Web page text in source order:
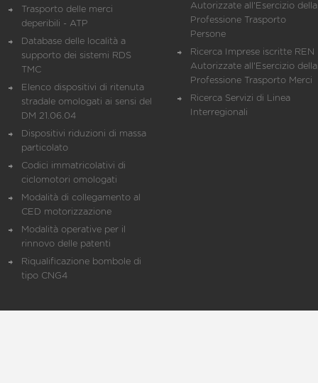
Trasporto delle merci
deperibili - ATP
Database delle località a
supporto dei sistemi RDS
TMC
Elenco dispositivi di ritenuta
stradale omologati ai sensi del
DM 21.06.04
Dispositivi riduzioni di massa
particolato
Codici immatricolativi di
ciclomotori omologati
Modalità di collegamento al
CED motorizzazione
Modalità operative per il
rinnovo delle patenti
Riqualificazione bombole di
tipo CNG4
Autorizzate all'Esercizio della
Professione Trasporto
Persone
Ricerca Imprese iscritte REN
Autorizzate all'Esercizio della
Professione Trasporto Merci
Ricerca Servizi di Linea
Interregionali